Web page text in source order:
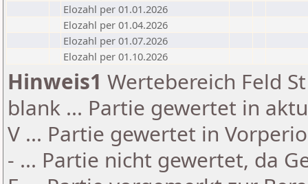
Elozahl per 01.01.2026
Elozahl per 01.04.2026
Elozahl per 01.07.2026
Elozahl per 01.10.2026
Hinweis1 Wertebereich Feld
blank ... Partie gewertet in
V ... Partie gewertet in
- ... Partie nicht gewertet, da